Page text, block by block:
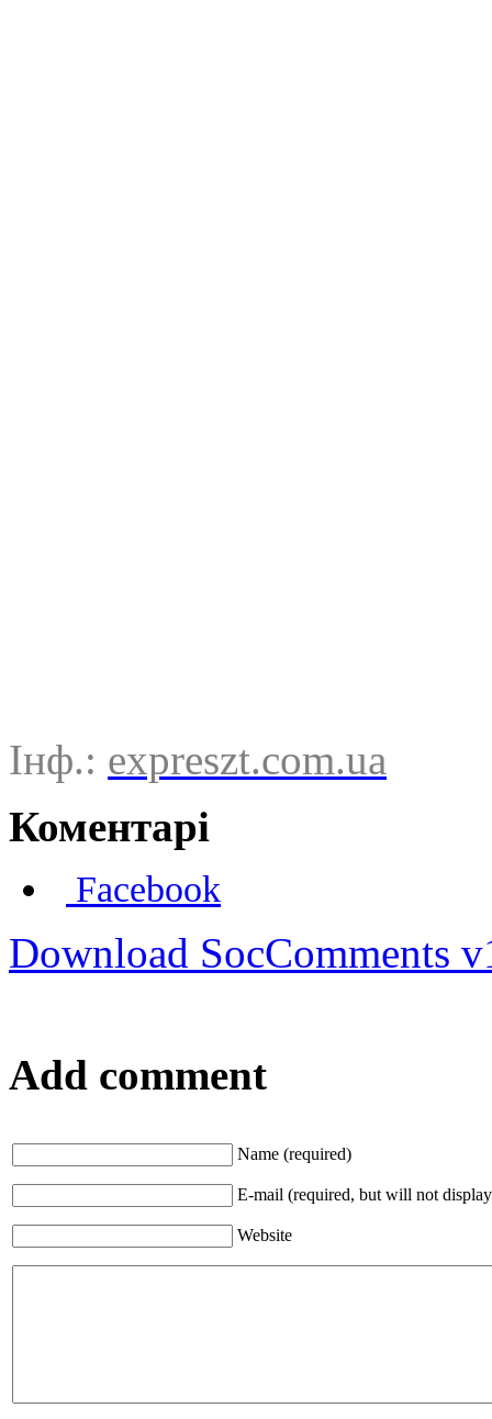
Інф.: expreszt.com.ua
Коментарі
Facebook
Download SocComments
Add comment
Name (required)
E-mail (required, but will not
Website